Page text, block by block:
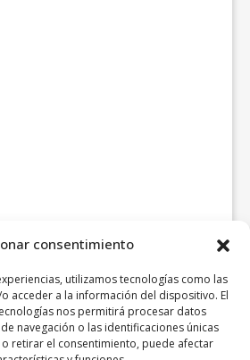
consentimiento
utilizamos tecnologías como las
acceder a la información del dispositivo. El
nos permitirá procesar datos
navegación o las identificaciones únicas
retirar el consentimiento, puede afectar